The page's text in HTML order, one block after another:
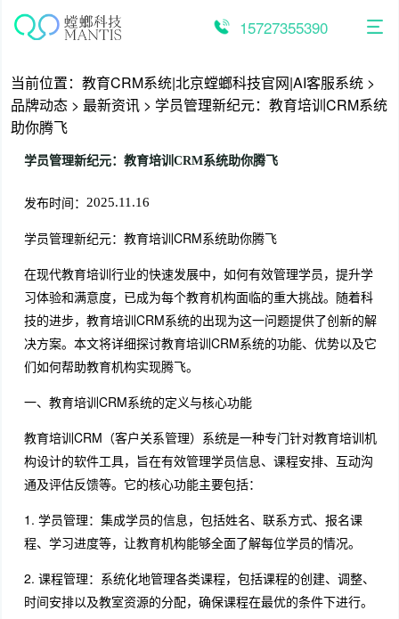
15727355390
当前位置： 教育CRM系统|北京螳螂科技官网|AI客服系统 >
品牌动态 > 最新资讯 > 学员管理新纪元：教育培训CRM系统
助你腾飞
学员管理新纪元：教育培训CRM系统助你腾飞
发布时间： 2025.11.16
学员管理新纪元：教育培训CRM系统助你腾飞
在现代教育培训行业的快速发展中，如何有效管理学员，提升学
习体验和满意度，已成为每个教育机构面临的重大挑战。随着科
技的进步，教育培训CRM系统的出现为这一问题提供了创新的解
决方案。本文将详细探讨教育培训CRM系统的功能、优势以及它
们如何帮助教育机构实现腾飞。
一、教育培训CRM系统的定义与核心功能
教育培训CRM（客户关系管理）系统是一种专门针对教育培训机
构设计的软件工具，旨在有效管理学员信息、课程安排、互动沟
通及评估反馈等。它的核心功能主要包括：
1. 学员管理：集成学员的信息，包括姓名、联系方式、报名课
程、学习进度等，让教育机构能够全面了解每位学员的情况。
2. 课程管理：系统化地管理各类课程，包括课程的创建、调整、
时间安排以及教室资源的分配，确保课程在最优的条件下进行。